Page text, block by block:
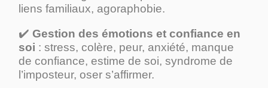
liens familiaux, agoraphobie.
✔️ Gestion des émotions et confiance en
soi : stress, colère, peur, anxiété, manque
de confiance, estime de soi, syndrome de
l’imposteur, oser s’affirmer.